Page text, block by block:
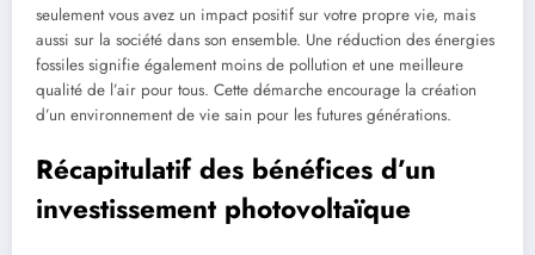
seulement vous avez un impact positif sur votre propre vie, mais
aussi sur la société dans son ensemble. Une réduction des énergies
fossiles signifie également moins de pollution et une meilleure
qualité de l’air pour tous. Cette démarche encourage la création
d’un environnement de vie sain pour les futures générations.
Récapitulatif des bénéfices d’un
investissement photovoltaïque